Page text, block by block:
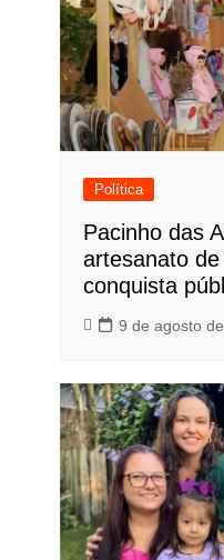
Política
Pacinho das
artesanato
conquista
9 de agosto